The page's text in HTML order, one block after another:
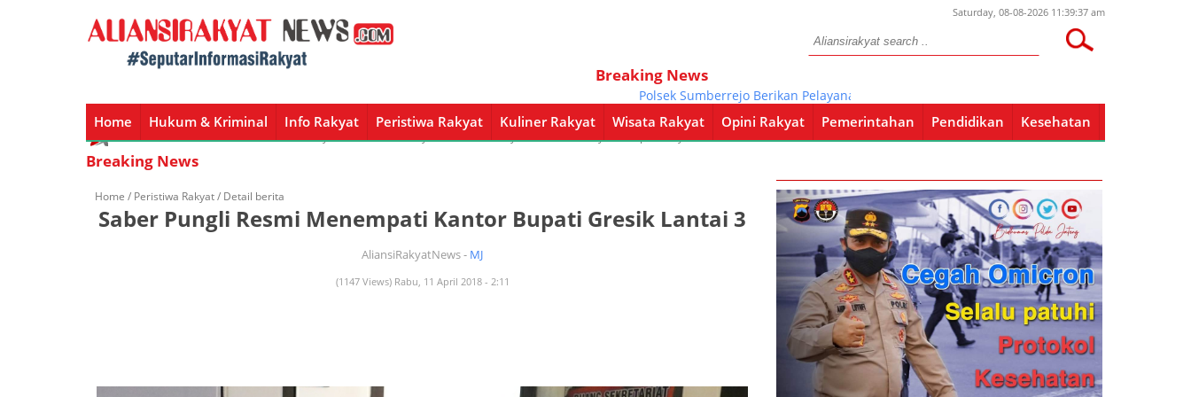
Saturday, 08-08-2026 11:39:37 am
Breaking News
Polsek Sumberrejo Berikan Pelayanan Pada Masyarakat Dengan “DUTY MORNING”
Home Hukum & Kriminal Info Rakyat Peristiwa Rakyat Kuliner Rakyat Wisata Rakyat Opini Rakyat Pemerintahan Pendidikan Kesehatan
Home Hukum & Kriminal Info Rakyat Peristiwa Rakyat Kuliner Rakyat Wisata Rakyat Opini Rakyat Pemerintahan Pendidikan Kesehatan
Breaking News
Home / Peristiwa Rakyat/ Detail berita
Saber Pungli Resmi Menempati Kantor Bupati Gresik Lantai 3
AliansiRakyatNews - MJ
(1147 Views) Rabu, 11 April 2018 - 2:11